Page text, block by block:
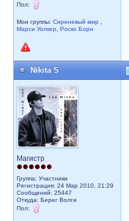
Пол:
Мои группы: Сиреневый мир
Марси Уолкер
Роско Борн
Nikita S
Магистр
Группа: Участники
Регистрация: 24 Мар 2010, 21:29
Сообщений: 25447
Откуда: Берег Волги
Пол: